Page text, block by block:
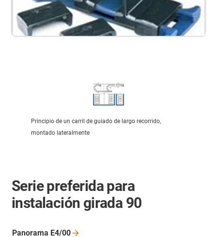
Principio de un carril de guiado de largo recorrido,
montado lateralmente
Serie preferida para
instalación girada 90
Panorama E4/00